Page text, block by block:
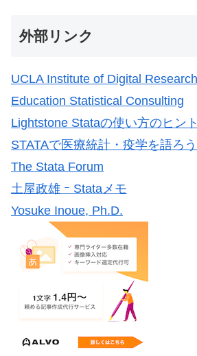
外部リンク
UCLA Institute of Digital
Education Statistical Consulting
Lightstone Stataの使い方のヒント
STATAで医療統計・疫学を語ろう
The Stata Forum
土屋政雄 ｰ Stataメモ
Yosuke Inoue, Ph.D.